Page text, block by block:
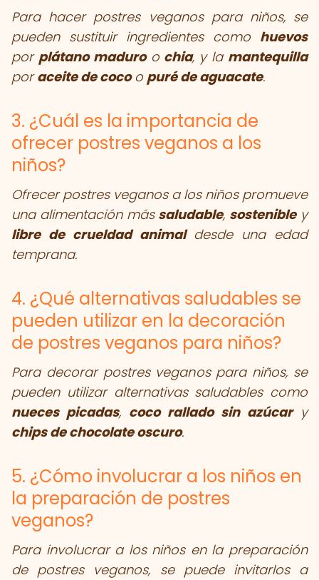
Para hacer postres veganos para niños, se
pueden sustituir ingredientes como huevos
por plátano maduroo chia, y la mantequilla
poraceite de cocoo puré de aguacate.
3. ¿Cuál es la importancia de
ofrecer postres veganos a los
niños?
Ofrecer postres veganos a los niños promueve
una alimentación más saludable, sostenibley
libre de crueldad animaldesde una edad
temprana.
4. ¿Qué alternativas saludables se
pueden utilizar en la decoración
de postres veganos para niños?
Para decorar postres veganos para niños, se
pueden utilizar alternativas saludables como
nueces picadas, coco rallado sin azúcary
chips de chocolate oscuro.
5. ¿Cómo involucrar a los niños en
la preparación de postres
veganos?
Para involucrar a los niños en la preparación
de postres veganos, se puede invitarlos a